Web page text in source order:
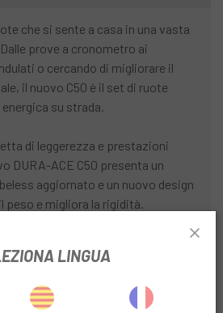
che si sente a casa in una vasta
prove a cronometro ai
o cercando di migliorare il
il nuovo C50 è il set di ruote
su strada.
di leggerezza e prestazioni
DURA-ACE C50 presenta un
aggiornato e un nuovo design
peso e migliora la rigidità.
21 mm
LINGUA